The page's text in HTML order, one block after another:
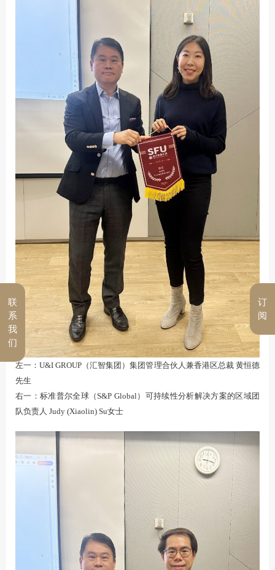
左一：U&I GROUP（汇智集团）集团管理合伙人兼香港区总裁 黄恒德
先生
右一：标准普尔全球（S&P Global）可持续性分析解决方案的区域团
队负责人 Judy (Xiaolin) Su女士
订
阅
联
系
我
们